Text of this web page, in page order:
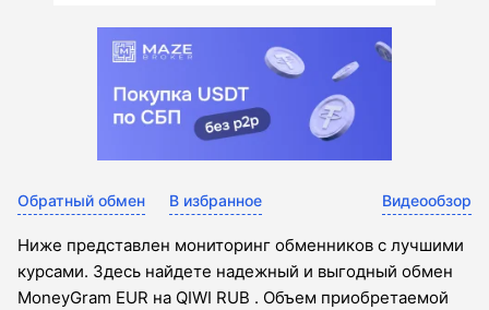
Обратный обмен В избранное Видеообзор
Ниже представлен мониторинг обменников с лучшими
курсами. Здесь найдете надежный и выгодный обмен
MoneyGram EUR на QIWI RUB . Объем приобретаемой